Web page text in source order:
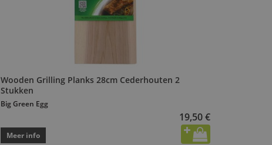
Wooden Grilling Planks 28cm Cederhouten 2
Stukken
Big Green Egg
19,50 €
Meer info